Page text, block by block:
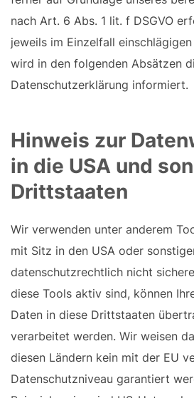
nach Art. 6 Abs. 1 lit. f DSGVO
jeweils im Einzelfall
wird in den folgenden Absätzen
Datenschutzerklärung informiert.
Hinweis zur
in die USA und
Drittstaaten
Wir verwenden unter anderem
mit Sitz in den USA oder
datenschutzrechtlich nicht
diese Tools aktiv sind, können
Daten in diese Drittstaaten
verarbeitet werden. Wir weisen
diesen Ländern kein mit der EU
Datenschutzniveau garantiert